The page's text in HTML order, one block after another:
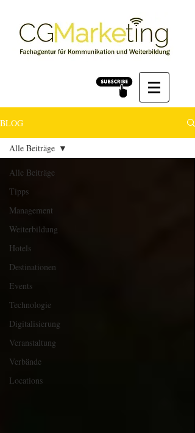
BLOG
Alle Beiträge
Tipps
Management
Weiterbildung
Hotels
Destinationen
Events
Technologie
Digitalisierung
Veranstaltung
Verbände
Locations
Alle Beiträge